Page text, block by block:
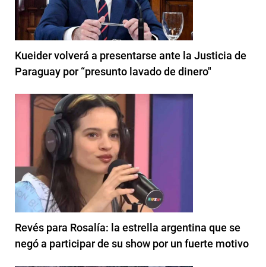
Kueider volverá a presentarse ante la Justicia de
Paraguay por “presunto lavado de dinero"
Revés para Rosalía: la estrella argentina que se
negó a participar de su show por un fuerte motivo